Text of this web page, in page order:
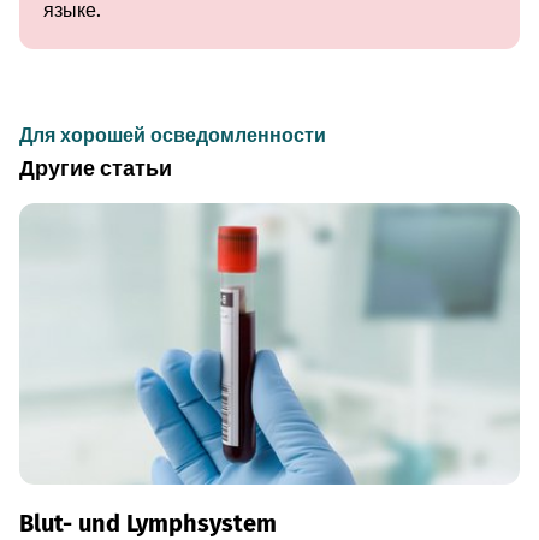
языке.
Для хорошей осведомленности
Другие статьи
Blut- und Lymphsystem